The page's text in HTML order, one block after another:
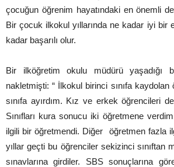
çocuğun öğrenim hayatındaki en önemli
Bir çocuk ilkokul yıllarında ne kadar iyi bir
kadar başarılı olur.
Bir ilköğretim okulu müdürü yaşadığı
nakletmişti: “ İlkokul birinci sınıfa
sınıfa ayırdım. Kız ve erkek öğrencileri
Sınıfları kura sonucu iki öğretmene
ilgili bir öğretmendi. Diğer öğretmen fazla
yıllar geçti bu öğrenciler sekizinci sınıftan
sınavlarına girdiler. SBS sonuçlarına